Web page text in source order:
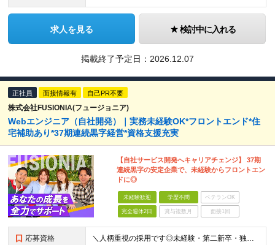
求人を見る 検討中に入れる
掲載終了予定日： 2026.12.07
正社員 面接情報有 自己PR不要
株式会社FUSIONIA(フュージョニア)
Webエンジニア（自社開発）｜実務未経験OK*フロントエンド*住
宅補助あり*37期連続黒字経営*資格支援充実
【自社サービス開発へキャリアチェンジ】 37期
連続黒字の安定企業で、未経験からフロントエン
ドに◎
未経験歓迎 学歴不問 ベテランOK
完全週休2日 賞与複数月 面接1回
応募資格 ＼人柄重視の採用です◎未経験・第二新卒・独学のみの方からも大歓迎／ ★学歴不問 ★20代～30代活躍中 ★独学でITを学んでいる方は大歓迎です ★半年ほどのエンジニア経験の方も一からしっかり育成します